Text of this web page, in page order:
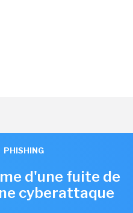
PHISHING
d'une fuite de
cyberattaque